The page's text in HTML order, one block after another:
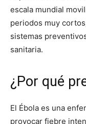
escala mundial
periodos muy
sistemas
sanitaria.
¿Por qué
El Ébola es una
provocar fiebre